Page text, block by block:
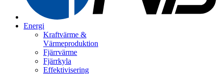
Energi
Kraftvärme &
Värmeproduktion
Fjärrvärme
Fjärrkyla
Effektivisering